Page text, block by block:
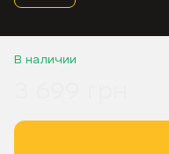
В наличии